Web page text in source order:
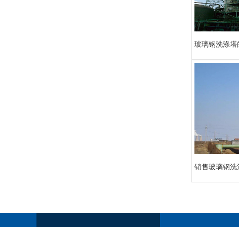
玻璃钢洗涤
销售玻璃钢